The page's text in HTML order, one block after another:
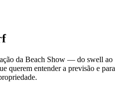
da Beach Show — do swell ao
querem entender a previsão e para